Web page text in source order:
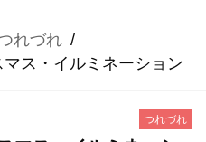
れづれ
ス・イルミネーション
つれづれ